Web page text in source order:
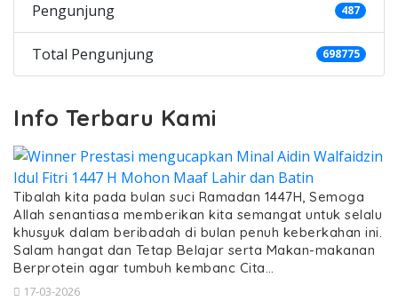
Pengunjung 487
Total Pengunjung 698775
Info Terbaru Kami
Tibalah kita pada bulan suci Ramadan 1447H, Semoga
Allah senantiasa memberikan kita semangat untuk selalu
khusyuk dalam beribadah di bulan penuh keberkahan ini.
Salam hangat dan Tetap Belajar serta Makan-makanan
Berprotein agar tumbuh kembanc Cita…
17-03-2026